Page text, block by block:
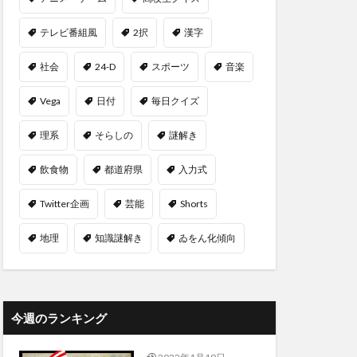
テレビ番組風 2択 漢字
社会 24-D スポーツ 音楽
Vega 日付 毎日クイズ
理系 そらしの 謎解き
飲食物 都道府県 入力式
Twitter企画 芸能 Shorts
地理 知識謎解き ゐをん化傾向
今週のランキング